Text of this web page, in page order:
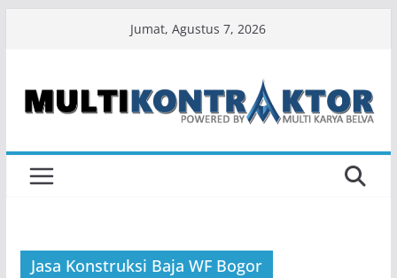
Jumat, Agustus 7, 2026
Jasa Konstruksi Baja WF Bogor